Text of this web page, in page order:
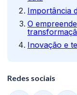
Importância
O
Inovação e
Redes sociais